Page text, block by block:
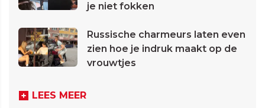
je niet fokken
Russische charmeurs laten even
zien hoe je indruk maakt op de
vrouwtjes
LEES MEER